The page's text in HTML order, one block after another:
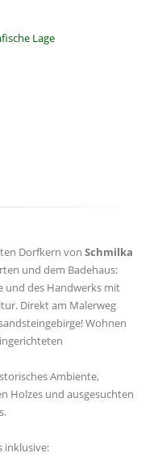
Lage
Dorfkern von Schmilka
und dem Badehaus:
und des Handwerks mit
Direkt am Malerweg
Wohnen
Ambiente,
Holzes und ausgesuchten
inklusive: